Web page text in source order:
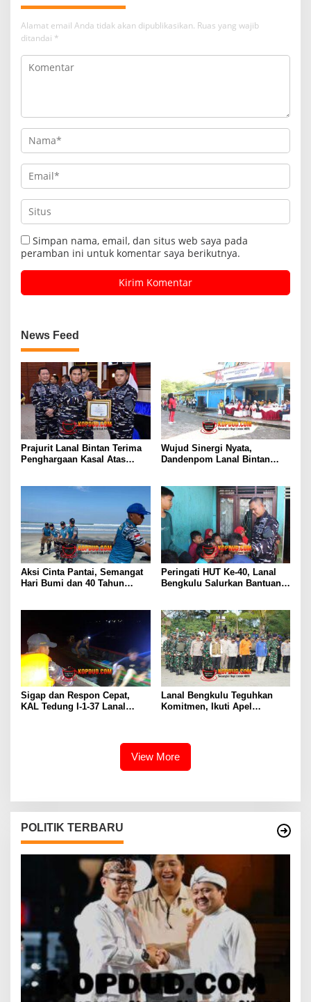
Alamat email Anda tidak akan dipublikasikan. Ruas yang wajib
ditandai *
Simpan nama, email, dan situs web saya pada
peramban ini untuk komentar saya berikutnya.
News Feed
Prajurit Lanal Bintan Terima
Penghargaan Kasal Atas
Wujud Sinergi Nyata,
Dandenpom Lanal Bintan
Aksi Cinta Pantai, Semangat
Hari Bumi dan 40 Tahun
Peringati HUT Ke-40, Lanal
Bengkulu Salurkan Bantuan
Sigap dan Respon Cepat,
KAL Tedung I-1-37 Lanal
Lanal Bengkulu Teguhkan
Komitmen, Ikuti Apel
View More
POLITIK TERBARU